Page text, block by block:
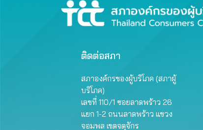
ติดต่อสภา
สภาองค์กรของผู้บริโภค (สภาผู้
บริโภค)
เลขที่ 110/1 ซอยลาดพร้าว 26
แยก 1-2 ถนนลาดพร้าว แขวง
จอมพล เขตจตุจักร